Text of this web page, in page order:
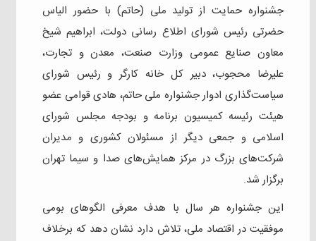
جشنواره حمایت از تولید ملی (حاتم) با حضور الیاس
حضرتی رئیس شورای اطلاع رسانی دولت، ابراهیم شیخ
معاون صنایع عمومی وزارت صنعت، معدن و تجارت،
علیرضا محجوب، دبیر کل خانه کارگر و رئیس شورای
سیاست‌گذاری ادوار جشنواره ملی حاتم، هادی قوامی عضو
هیئت رئیسه کمیسیون برنامه و بودجه مجلس شورای
اسلامی و جمعی دیگر از مسئولان کشوری و مدیران
شرکت‌های بزرگ در مرکز همایش‌های صدا و سیما تهران
برگزار شد.
این جشنواره هر سال با هدف معرفی الگوهای بومی
موفقیت در اقتصاد ملی، تلاش دارد نشان دهد که برخلاف